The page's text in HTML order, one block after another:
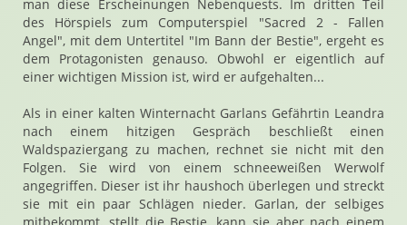
man diese Erscheinungen Nebenquests. Im dritten Teil
des Hörspiels zum Computerspiel "Sacred 2 - Fallen
Angel", mit dem Untertitel "Im Bann der Bestie", ergeht es
dem Protagonisten genauso. Obwohl er eigentlich auf
einer wichtigen Mission ist, wird er aufgehalten...
Als in einer kalten Winternacht Garlans Gefährtin Leandra
nach einem hitzigen Gespräch beschließt einen
Waldspaziergang zu machen, rechnet sie nicht mit den
Folgen. Sie wird von einem schneeweißen Werwolf
angegriffen. Dieser ist ihr haushoch überlegen und streckt
sie mit ein paar Schlägen nieder. Garlan, der selbiges